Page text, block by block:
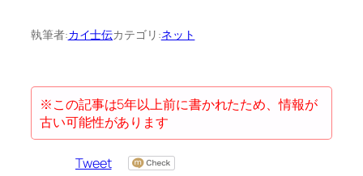
執筆者:カイ士伝カテゴリ:ネット
※この記事は5年以上前に書かれたため、情報が
古い可能性があります
Tweet